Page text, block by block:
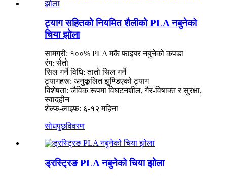
ट्याग सहितको नियमित शैलीको PLA नबुनेको
चिया झोला
सामग्री: १००% PLA मकै फाइबर नबुनेको कपडा
रंग: सेतो
सिल गर्ने विधि: तातो सिल गर्ने
ट्यागहरू: अनुकूलित झुण्डिएको ट्याग
विशेषता: जैविक रूपमा विघटनशील, गैर-विषाक्त र सुरक्षा,
स्वादहीन
शेल्फ-लाइफ: ६-१२ महिना
सोधपुछविवरण
ड्रस्ट्रिङ PLA नबुनेको चिया झोला